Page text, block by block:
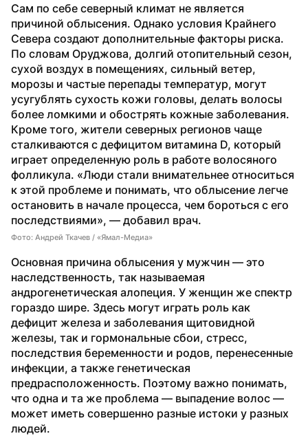
Сам по себе северный климат не является
причиной облысения. Однако условия Крайнего
Севера создают дополнительные факторы риска.
По словам Оруджова, долгий отопительный сезон,
сухой воздух в помещениях, сильный ветер,
морозы и частые перепады температур, могут
усугублять сухость кожи головы, делать волосы
более ломкими и обострять кожные заболевания.
Кроме того, жители северных регионов чаще
сталкиваются с дефицитом витамина D, который
играет определенную роль в работе волосяного
фолликула. «Люди стали внимательнее относиться
к этой проблеме и понимать, что облысение легче
остановить в начале процесса, чем бороться с его
последствиями», — добавил врач.
Фото: Андрей Ткачев / «Ямал-Медиа»
Основная причина облысения у мужчин — это
наследственность, так называемая
андрогенетическая алопеция. У женщин же спектр
гораздо шире. Здесь могут играть роль как
дефицит железа и заболевания щитовидной
железы, так и гормональные сбои, стресс,
последствия беременности и родов, перенесенные
инфекции, а также генетическая
предрасположенность. Поэтому важно понимать,
что одна и та же проблема — выпадение волос —
может иметь совершенно разные истоки у разных
людей.